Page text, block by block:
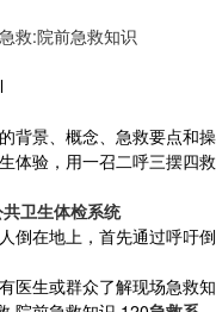
救:院前急救知识
背景、概念、急救要点和操
体验，用一召二呼三摆四救
卫生体检系统
在地上，首先通过呼吁倒
生或群众了解现场急救知